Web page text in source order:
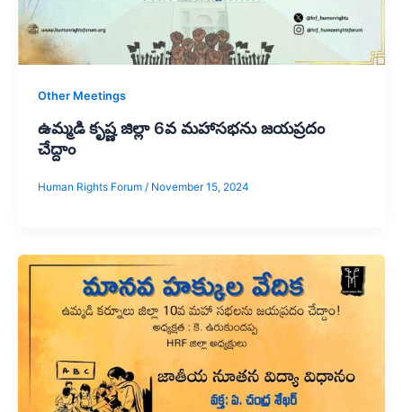
Other Meetings
ఉమ్మడి కృష్ణ జిల్లా 6వ మహాసభను జయప్రదం
చేద్దాం
Human Rights Forum / November 15, 2024